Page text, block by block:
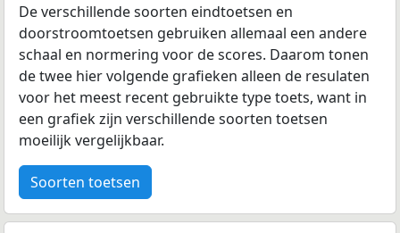
De verschillende soorten eindtoetsen en
doorstroomtoetsen gebruiken allemaal een andere
schaal en normering voor de scores. Daarom tonen
de twee hier volgende grafieken alleen de resulaten
voor het meest recent gebruikte type toets, want in
een grafiek zijn verschillende soorten toetsen
moeilijk vergelijkbaar.
Soorten toetsen